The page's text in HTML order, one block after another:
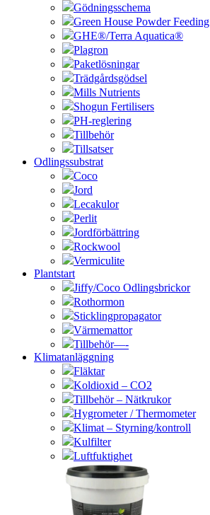
Gödningsschema
Green House Powder Feeding
GHE®/Terra Aquatica®
Plagron
Paketlösningar
Trädgårdsgödsel
Mills Nutrients
Shogun Fertilisers
PH-reglering
Tillbehör
Tillsatser
Odlingssubstrat
Coco
Jord
Lecakulor
Perlit
Jordförbättring
Rockwool
Vermiculite
Plantstart
Jiffy/Coco Odlingsbrickor
Rothormon
Sticklingpropagator
Värmemattor
Tillbehör—-
Klimatanläggning
Fläktar
Koldioxid – CO2
Tillbehör – Nätkrukor
Hygrometer / Thermometer
Klimat – Styrning/kontroll
Kulfilter
Luftfuktighet